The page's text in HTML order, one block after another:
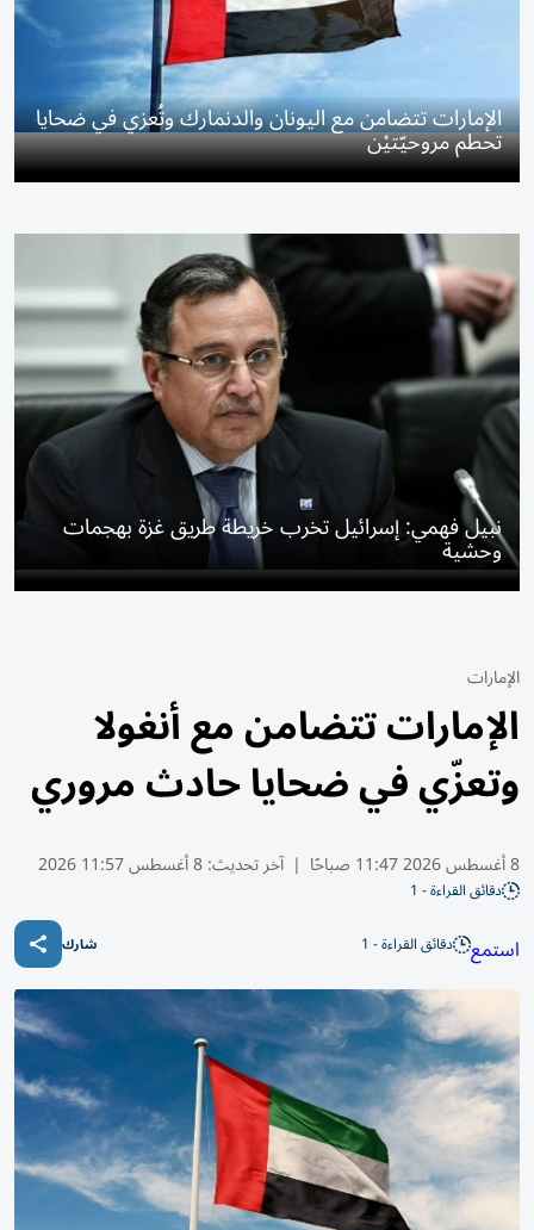
الإمارات تتضامن مع اليونان والدنمارك وتُعزي في ضحايا
تحطم مروحيّتيْن
نبيل فهمي: إسرائيل تخرب خريطة طريق غزة بهجمات
وحشية
الإمارات
الإمارات تتضامن مع أنغولا
وتعزّي في ضحايا حادث مروري
8 أغسطس 2026 11:47 صباحًا | آخر تحديث:8 أغسطس 11:57 2026
دقائق القراءة - 1
استمع دقائق القراءة - 1 شارك